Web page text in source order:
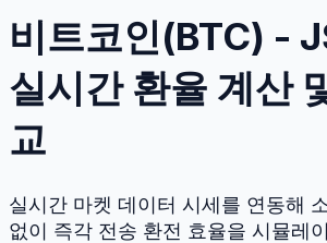
비트코인(BTC) -
실시간 환율 계산
교
실시간 마켓 데이터 시세를 연동해
없이 즉각 전송 환전 효율을 시뮬레